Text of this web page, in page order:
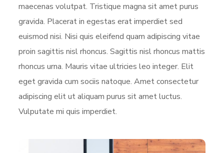
maecenas volutpat. Tristique magna sit amet purus
gravida. Placerat in egestas erat imperdiet sed
euismod nisi. Nisi quis eleifend quam adipiscing vitae
proin sagittis nisl rhoncus. Sagittis nisl rhoncus mattis
rhoncus urna. Mauris vitae ultricies leo integer. Elit
eget gravida cum sociis natoque. Amet consectetur
adipiscing elit ut aliquam purus sit amet luctus.
Vulputate mi quis imperdiet.